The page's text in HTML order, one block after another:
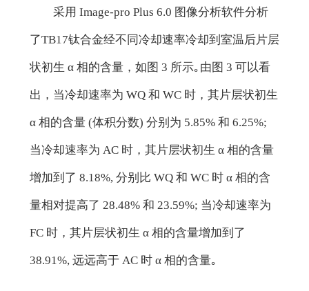
采用 Image-pro Plus 6.0 图像分析软件分析
了TB17钛合金经不同冷却速率冷却到室温后片层
状初生 α 相的含量，如图 3 所示｡由图 3 可以看
出，当冷却速率为 WQ 和 WC 时，其片层状初生
α 相的含量 (体积分数) 分别为 5.85% 和 6.25%;
当冷却速率为 AC 时，其片层状初生 α 相的含量
增加到了 8.18%, 分别比 WQ 和 WC 时 α 相的含
量相对提高了 28.48% 和 23.59%; 当冷却速率为
FC 时，其片层状初生 α 相的含量增加到了
38.91%, 远远高于 AC 时 α 相的含量｡